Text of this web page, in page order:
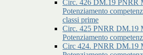
Circ. 426 DM.19
Potenziamento
classi prime
Circ. 425 PNRR
Potenziamento
Circ 424. PNRR